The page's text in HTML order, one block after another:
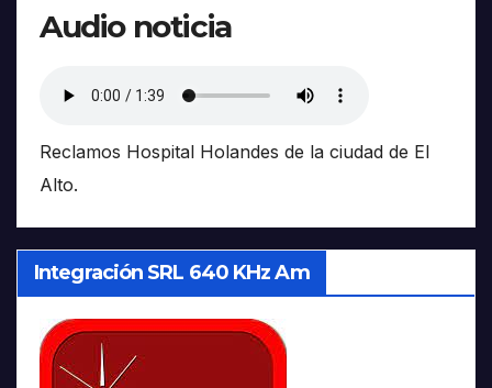
Audio noticia
Reclamos Hospital Holandes de la ciudad de El
Alto.
Integración SRL 640 KHz Am